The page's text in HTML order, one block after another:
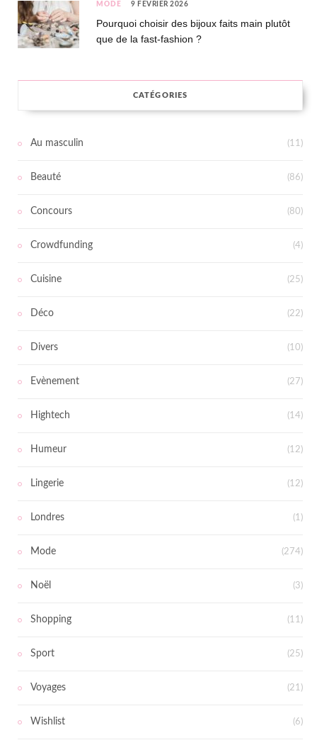
MODE 9 FÉVRIER 2026
Pourquoi choisir des bijoux faits main plutôt
que de la fast-fashion ?
CATÉGORIES
Au masculin (11)
Beauté (86)
Concours (80)
Crowdfunding (4)
Cuisine (25)
Déco (22)
Divers (10)
Evènement (27)
Hightech (14)
Humeur (12)
Lingerie (12)
Londres (1)
Mode (274)
Noël (3)
Shopping (11)
Sport (25)
Voyages (21)
Wishlist (6)